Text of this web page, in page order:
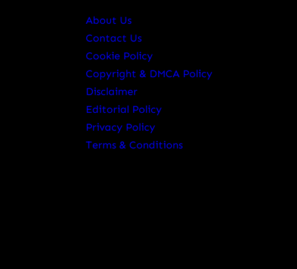
About Us
Contact Us
Cookie Policy
Copyright & DMCA Policy
Disclaimer
Editorial Policy
Privacy Policy
Terms & Conditions